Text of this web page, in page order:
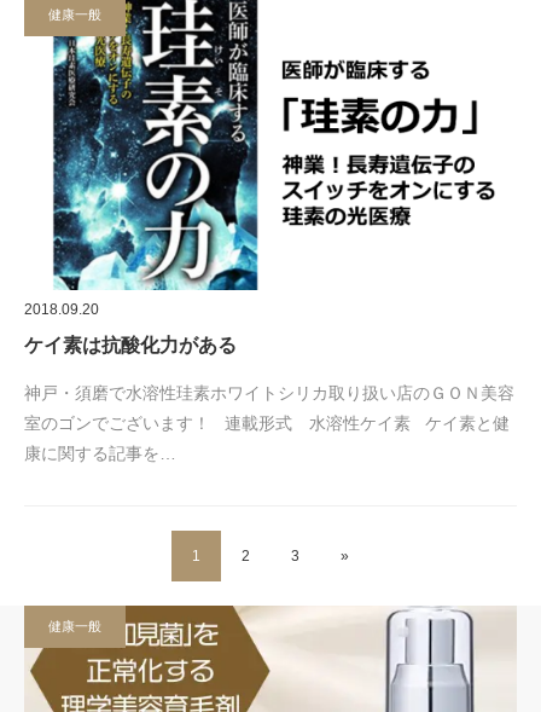
健康一般
2018.09.20
ケイ素は抗酸化力がある
神戸・須磨で水溶性珪素ホワイトシリカ取り扱い店のＧＯＮ美容
室のゴンでございます！ 連載形式 水溶性ケイ素 ケイ素と健
康に関する記事を…
1 2 3 »
健康一般